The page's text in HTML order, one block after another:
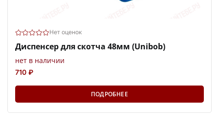
Нет оценок
Диспенсер для скотча 48мм (Unibob)
нет в наличии
710 ₽
ПОДРОБНЕЕ